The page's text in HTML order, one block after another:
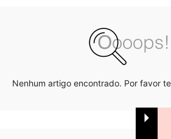
Nenhum artigo encontrado. Por favor